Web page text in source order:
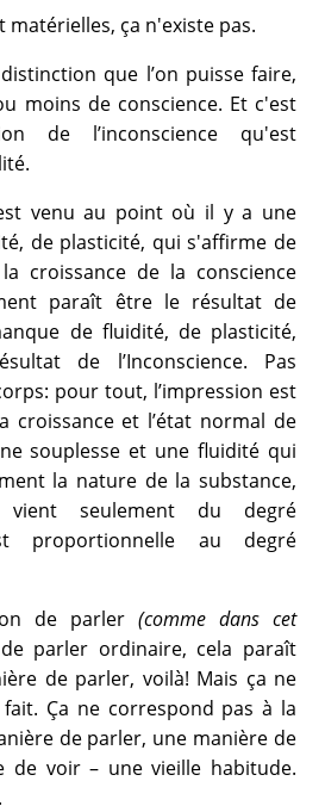
matérielles, ça n'existe pas.
que l’on puisse faire,
moins de conscience. Et c'est
de l’inconscience qu'est
venu au point où il y a une
de plasticité, qui s'affirme de
croissance de la conscience
paraît être le résultat de
de fluidité, de plasticité,
de l’Inconscience. Pas
pour tout, l’impression est
croissance et l’état normal de
souplesse et une fluidité qui
la nature de la substance,
seulement du degré
proportionnelle au degré
de parler (comme dans cet
parler ordinaire, cela paraît
de parler, voilà! Mais ça ne
Ça ne correspond pas à la
de parler, une manière de
de voir – une vieille habitude.